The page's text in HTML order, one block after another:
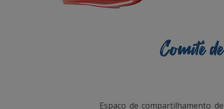
Comitê
Espaço de compartilhamento